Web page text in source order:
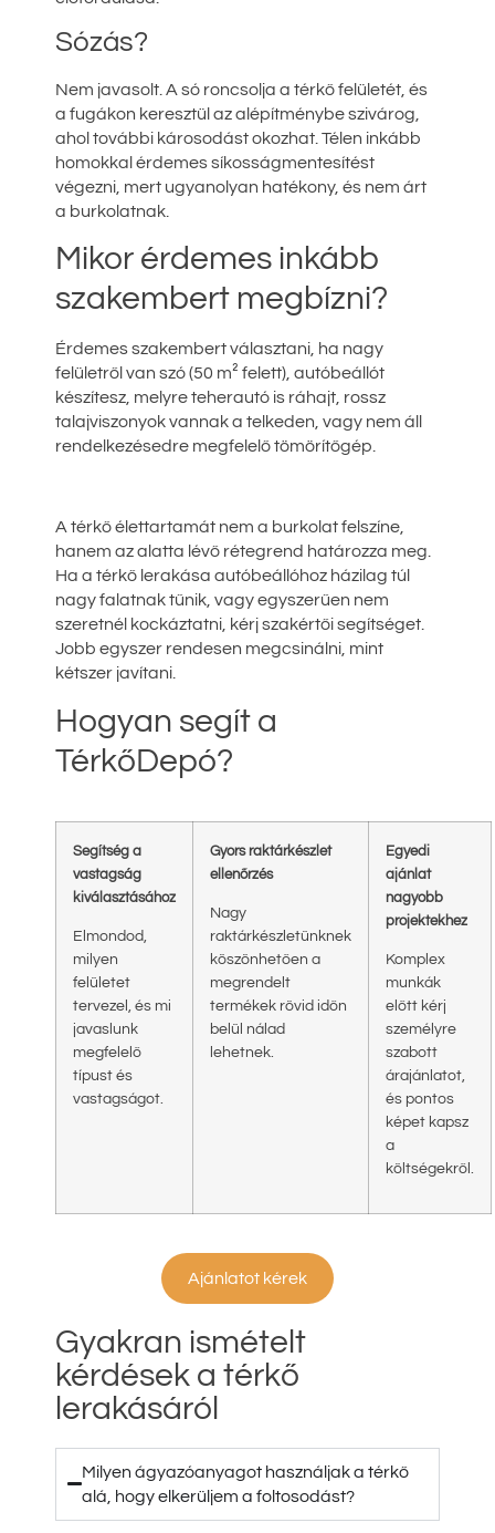
Sózás?
Nem javasolt. A só roncsolja a térkő felületét, és
a fugákon keresztül az alépítménybe szivárog,
ahol további károsodást okozhat. Télen inkább
homokkal érdemes síkosságmentesítést
végezni, mert ugyanolyan hatékony, és nem árt
a burkolatnak.
Mikor érdemes inkább
szakembert megbízni?
Érdemes szakembert választani, ha nagy
felületről van szó (50 m² felett), autóbeállót
készítesz, melyre teherautó is ráhajt, rossz
talajviszonyok vannak a telkeden, vagy nem áll
rendelkezésedre megfelelő tömörítőgép.
A térkő élettartamát nem a burkolat felszíne,
hanem az alatta lévő rétegrend határozza meg.
Ha a térkő lerakása autóbeállóhoz házilag túl
nagy falatnak tűnik, vagy egyszerűen nem
szeretnél kockáztatni, kérj szakértői segítséget.
Jobb egyszer rendesen megcsinálni, mint
kétszer javítani.
Hogyan segít a
TérkőDepó?
Segítség a
vastagság
kiválasztásához
Elmondod,
milyen
felületet
tervezel, és mi
javaslunk
megfelelő
típust és
vastagságot.
Gyors raktárkészlet
ellenőrzés
Nagy
raktárkészletünknek
köszönhetően a
megrendelt
termékek rövid időn
belül nálad
lehetnek.
Egyedi
ajánlat
nagyobb
projektekhez
Komplex
munkák
előtt kérj
személyre
szabott
árajánlatot,
és pontos
képet kapsz
a
költségekről.
Ajánlatot kérek
Gyakran ismételt
kérdések a térkő
lerakásáról
Milyen ágyazóanyagot használjak a térkő
alá, hogy elkerüljem a foltosodást?